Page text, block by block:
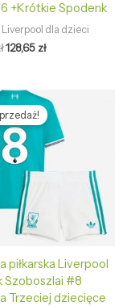
+Krótkie Spodenk
Liverpool dla dzieci
128,65 zł
piłkarska Liverpool
Szoboszlai #8
Trzeciej dziecięce
Pierwotna
cena
wynosiła:
465,89 zł.
Aktualna
cena
wynosi:
128,65 zł.